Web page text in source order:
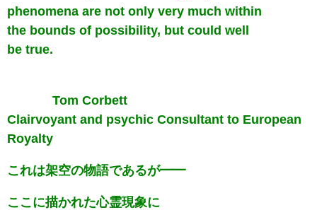
phenomena are not only very much within
the bounds of possibility, but could well
be true.
Tom Corbett
Clairvoyant and psychic Consultant to European
Royalty
これは架空の物語であるが━━
ここに描かれた心霊現象に